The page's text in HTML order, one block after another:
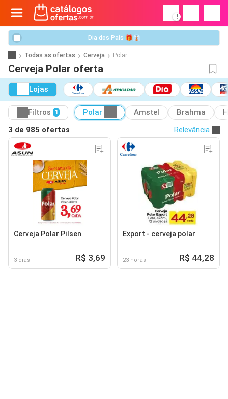
!
Dia dos Pais 🎁👔
Todas as ofertas Cerveja Polar
Cerveja Polar oferta
Lojas
Filtros 1 Polar Amstel Brahma
3 de 985 ofertas Relevância
Cerveja Polar Pilsen
3 dias R$ 3,69
Export - cerveja polar
23 horas R$ 44,28